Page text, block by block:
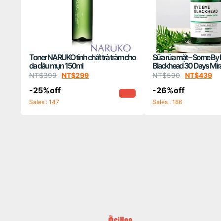
Toner NARUKO tinh chất trà tràm cho
da dầu mụn 150ml
NT$399 NT$299
-25%off
Sales : 147
Sữa rửa mặt – Some By
Blackhead 30 Days
Tea Tox Bubble Cleanser
NT$590 NT$439
-26%off
Sales : 186